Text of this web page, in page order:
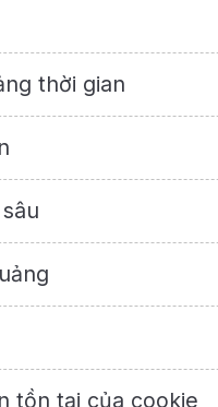
thời gian
tồn tại của cookie